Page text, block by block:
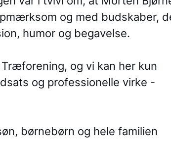
og med budskaber,
humor og begavelse.
og vi kan her kun
og professionelle virke -
børnebørn og hele familien